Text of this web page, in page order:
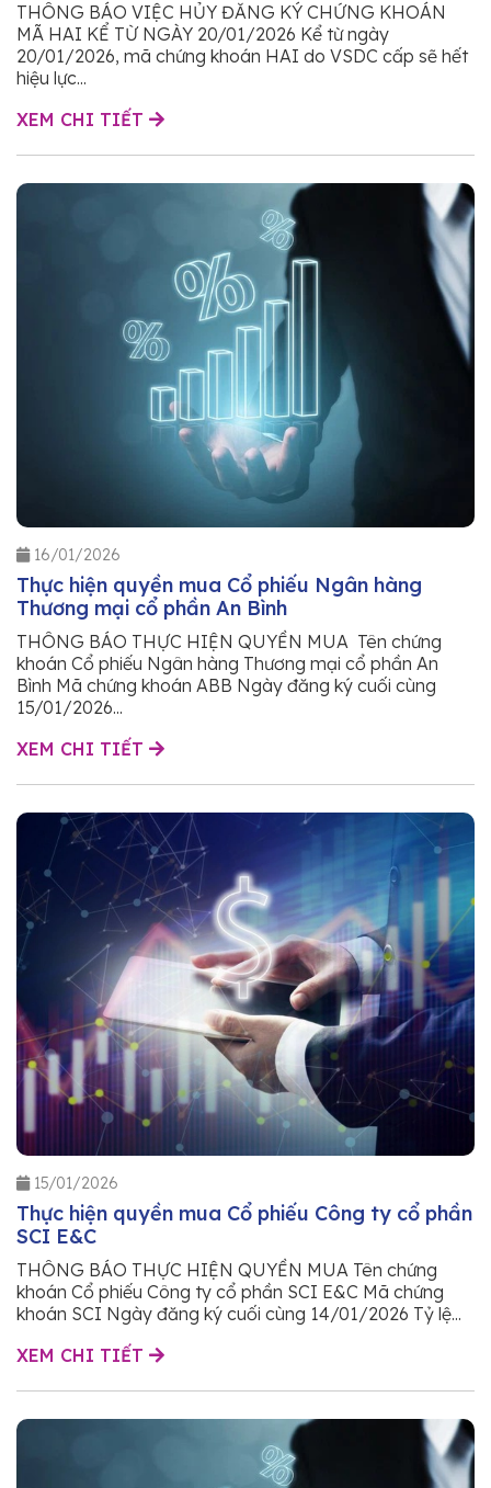
THÔNG BÁO VIỆC HỦY ĐĂNG KÝ CHỨNG KHOÁN
MÃ HAI KỂ TỪ NGÀY 20/01/2026 Kể từ ngày
20/01/2026, mã chứng khoán HAI do VSDC cấp sẽ hết
hiệu lực...
XEM CHI TIẾT
16/01/2026
Thực hiện quyền mua Cổ phiếu Ngân hàng
Thương mại cổ phần An Bình
THÔNG BÁO THỰC HIỆN QUYỀN MUA Tên chứng
khoán Cổ phiếu Ngân hàng Thương mại cổ phần An
Bình Mã chứng khoán ABB Ngày đăng ký cuối cùng
15/01/2026...
XEM CHI TIẾT
15/01/2026
Thực hiện quyền mua Cổ phiếu Công ty cổ phần
SCI E&C
THÔNG BÁO THỰC HIỆN QUYỀN MUA Tên chứng
khoán Cổ phiếu Công ty cổ phần SCI E&C Mã chứng
khoán SCI Ngày đăng ký cuối cùng 14/01/2026 Tỷ lệ...
XEM CHI TIẾT